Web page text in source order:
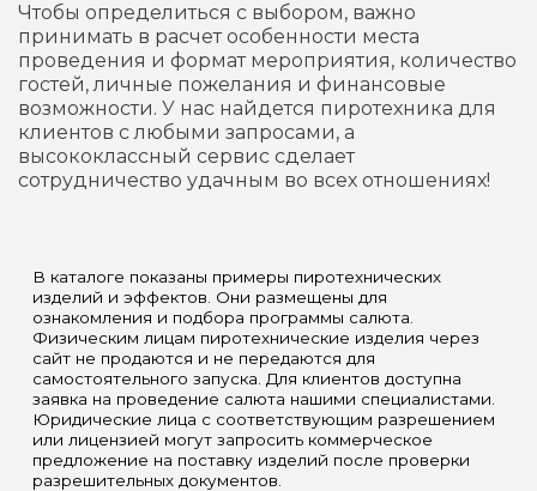
Чтобы определиться с выбором, важно
принимать в расчет особенности места
проведения и формат мероприятия, количество
гостей, личные пожелания и финансовые
возможности. У нас найдется пиротехника для
клиентов с любыми запросами, а
высококлассный сервис сделает
сотрудничество удачным во всех отношениях!
В каталоге показаны примеры пиротехнических
изделий и эффектов. Они размещены для
ознакомления и подбора программы салюта.
Физическим лицам пиротехнические изделия через
сайт не продаются и не передаются для
самостоятельного запуска. Для клиентов доступна
заявка на проведение салюта нашими специалистами.
Юридические лица с соответствующим разрешением
или лицензией могут запросить коммерческое
предложение на поставку изделий после проверки
разрешительных документов.